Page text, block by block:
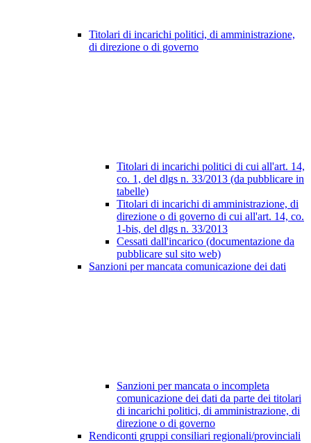
Titolari di incarichi politici, di amministrazione,
di direzione o di governo
Titolari di incarichi politici di cui all'art. 14,
co. 1, del dlgs n. 33/2013 (da pubblicare in
tabelle)
Titolari di incarichi di amministrazione, di
direzione o di governo di cui all'art. 14, co.
1-bis, del dlgs n. 33/2013
Cessati dall'incarico (documentazione da
pubblicare sul sito web)
Sanzioni per mancata comunicazione dei dati
Sanzioni per mancata o incompleta
comunicazione dei dati da parte dei titolari
di incarichi politici, di amministrazione, di
direzione o di governo
Rendiconti gruppi consiliari regionali/provinciali